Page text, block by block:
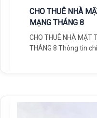
CHO THUÊ NHÀ
MẠNG THÁNG 8
CHO THUÊ NHÀ MẶT
THÁNG 8 Thông tin